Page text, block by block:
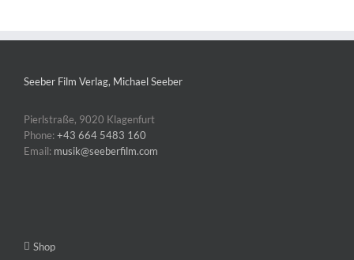
Seeber Film Verlag, Michael Seeber
Pierlstraße, 9020 Klagenfurt
Phone:+43 664 5483 160
Email: musik@seeberfilm.com
Shop